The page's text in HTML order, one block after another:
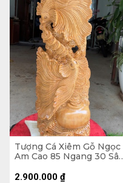
Tượng Cá Xiêm Gỗ Ngọc
Am Cao 85 Ngang 30 Sâu
2.900.000 ₫